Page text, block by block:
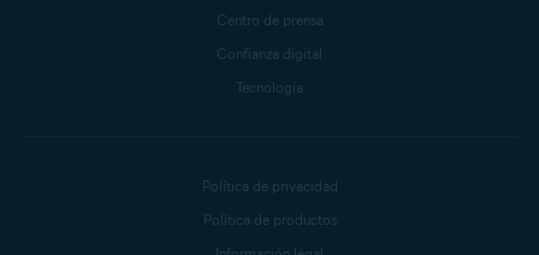
Centro de prensa
Confianza digital
Tecnología
Política de privacidad
Política de productos